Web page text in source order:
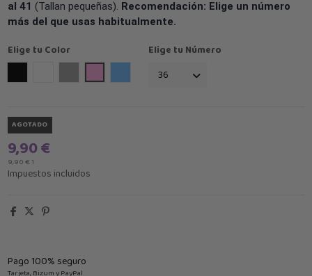
al 41 (Tallan pequeñas). Recomendación: Elige un número
más del que usas habitualmente.
Elige tu Color
Elige tu Número
AGOTADO
9,90 €
9,90 € 1
Impuestos incluidos
Pago 100% seguro
Tarjeta, Bizum y PayPal